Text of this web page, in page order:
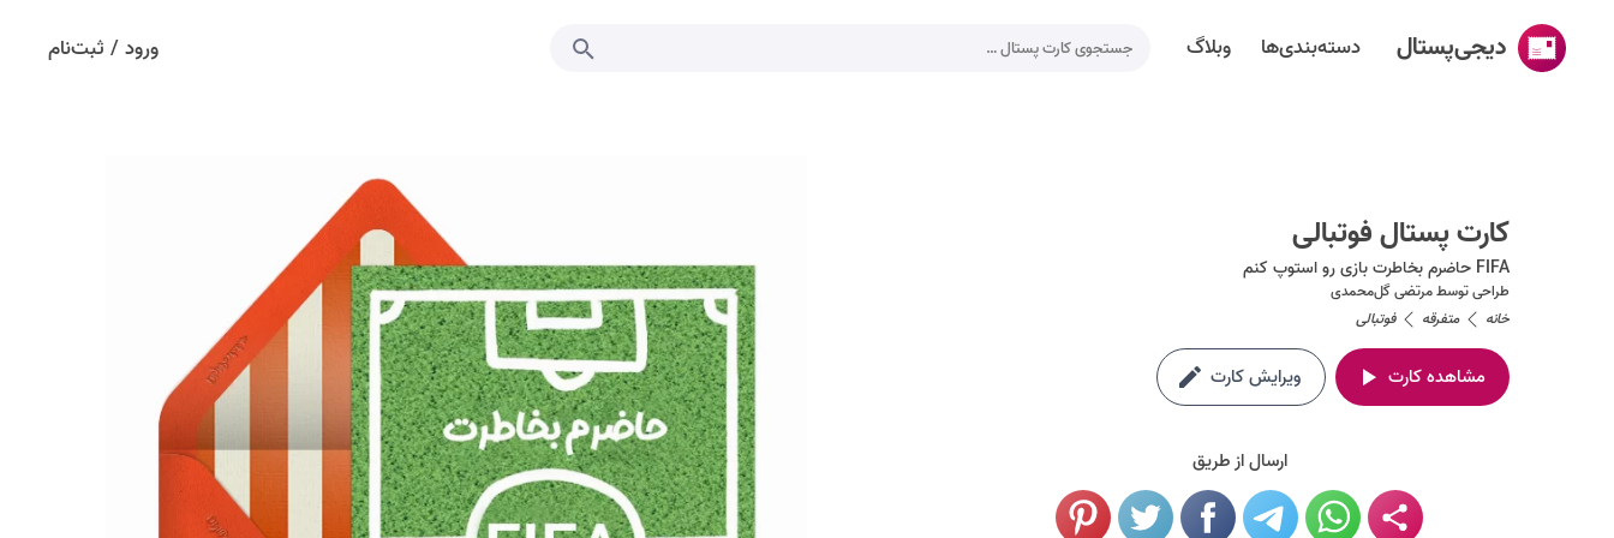
دیجی‌پستال دسته‌بندی‌ها وبلاگ ورود / ثبت‌نام
دسته‌بندی‌ها
تقویم مناسبت ها
کارت پستال فوتبالی
FIFA حاضرم بخاطرت بازی رو استوپ کنم
طراحی توسطمرتضی گل‌محمدی
خانه
متفرقه فوتبالی
مشاهده کارت ویرایش کارت
ارسال از طریق